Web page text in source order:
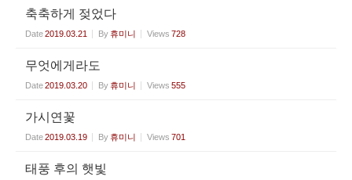
축축하게 젖었다
Date2019.03.21 By휴미니 Views 728
무엇에게라도
Date2019.03.20 By휴미니 Views 555
가시연꽃
Date2019.03.19 By휴미니 Views 701
태풍 후의 햇빛